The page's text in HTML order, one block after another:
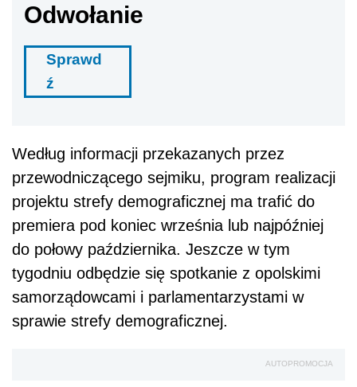
Odwołanie
Sprawd
ź
Według informacji przekazanych przez
przewodniczącego sejmiku, program realizacji
projektu strefy demograficznej ma trafić do
premiera pod koniec września lub najpóźniej
do połowy października. Jeszcze w tym
tygodniu odbędzie się spotkanie z opolskimi
samorządowcami i parlamentarzystami w
sprawie strefy demograficznej.
AUTOPROMOCJA